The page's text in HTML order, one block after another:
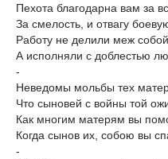
Пехота благодарна вам за
За смелость, и отвагу
Работу не делили меж собой
А исполняли с доблестью
-
Неведомы мольбы тех
Что сыновей с войны той
Как многим матерям вы
Когда сынов их, собою вы
-